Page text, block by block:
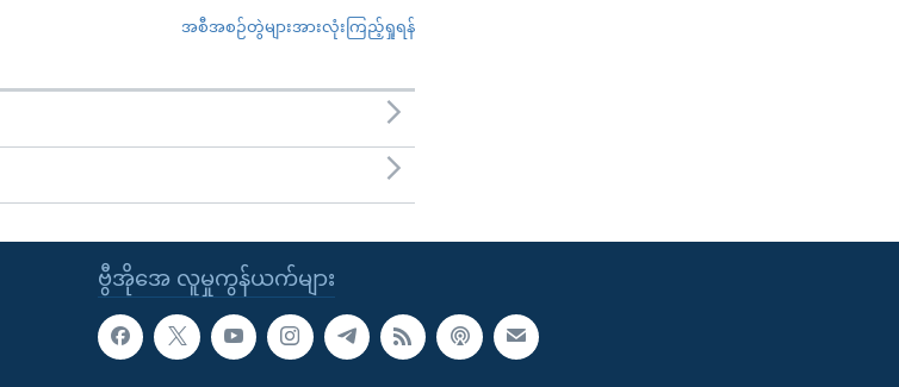
အစီအစဉ်တွဲများအားလုံးကြည့်ရှုရန်
ဗွီအိုအေ လူမှုကွန်ယက်များ